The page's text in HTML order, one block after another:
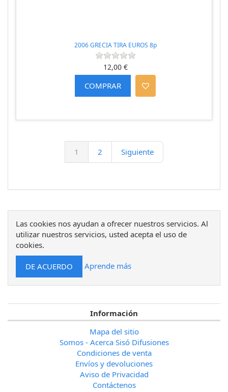
2006 GRECIA TIRA EUROS 8p
12,00 €
1 2 Siguiente
Las cookies nos ayudan a ofrecer nuestros servicios. Al
utilizar nuestros servicios, usted acepta el uso de
cookies.
Aprende más
Información
Mapa del sitio
Somos - Acerca Sisó Difusiones
Condiciones de venta
Envíos y devoluciones
Aviso de Privacidad
Contáctenos